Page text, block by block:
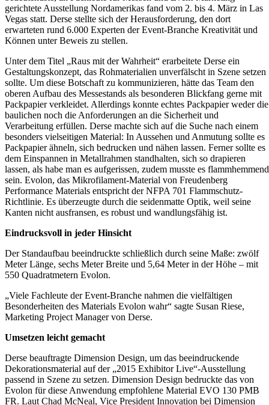
gerichtete Ausstellung Nordamerikas fand vom 2. bis 4. März in Las
Vegas statt. Derse stellte sich der Herausforderung, den dort
erwarteten rund 6.000 Experten der Event-Branche Kreativität und
Können unter Beweis zu stellen.
Unter dem Titel „Raus mit der Wahrheit“ erarbeitete Derse ein
Gestaltungskonzept, das Rohmaterialien unverfälscht in Szene setzen
sollte. Um diese Botschaft zu kommunizieren, hätte das Team den
oberen Aufbau des Messestands als besonderen Blickfang gerne mit
Packpapier verkleidet. Allerdings konnte echtes Packpapier weder die
baulichen noch die Anforderungen an die Sicherheit und
Verarbeitung erfüllen. Derse machte sich auf die Suche nach einem
besonders vielseitigen Material: In Aussehen und Anmutung sollte es
Packpapier ähneln, sich bedrucken und nähen lassen. Ferner sollte es
dem Einspannen in Metallrahmen standhalten, sich so drapieren
lassen, als habe man es aufgerissen, zudem musste es flammhemmend
sein. Evolon, das Mikrofilament-Material von Freudenberg
Performance Materials entspricht der NFPA 701 Flammschutz-
Richtlinie. Es überzeugte durch die seidenmatte Optik, weil seine
Kanten nicht ausfransen, es robust und wandlungsfähig ist.
Eindrucksvoll in jeder Hinsicht
Der Standaufbau beeindruckte schließlich durch seine Maße: zwölf
Meter Länge, sechs Meter Breite und 5,64 Meter in der Höhe – mit
550 Quadratmetern Evolon.
„Viele Fachleute der Event-Branche nahmen die vielfältigen
Besonderheiten des Materials Evolon wahr“ sagte Susan Riese,
Marketing Project Manager von Derse.
Umsetzen leicht gemacht
Derse beauftragte Dimension Design, um das beeindruckende
Dekorationsmaterial auf der „2015 Exhibitor Live“-Ausstellung
passend in Szene zu setzen. Dimension Design bedruckte das von
Evolon für diese Anwendung empfohlene Material EVO 130 PMB
FR. Laut Chad McNeal, Vice President Innovation bei Dimension